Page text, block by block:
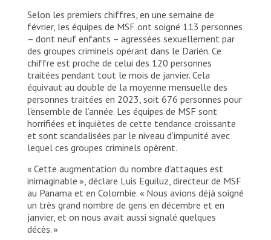
Selon les premiers chiffres, en une semaine de
février, les équipes de MSF ont soigné 113 personnes
– dont neuf enfants – agressées sexuellement par
des groupes criminels opérant dans le Darién. Ce
chiffre est proche de celui des 120 personnes
traitées pendant tout le mois de janvier. Cela
équivaut au double de la moyenne mensuelle des
personnes traitées en 2023, soit 676 personnes pour
l’ensemble de l’année. Les équipes de MSF sont
horrifiées et inquiètes de cette tendance croissante
et sont scandalisées par le niveau d’impunité avec
lequel ces groupes criminels opèrent.
« Cette augmentation du nombre d’attaques est
inimaginable », déclare Luis Eguiluz, directeur de MSF
au Panama et en Colombie. « Nous avions déjà soigné
un très grand nombre de gens en décembre et en
janvier, et on nous avait aussi signalé quelques
décès. »